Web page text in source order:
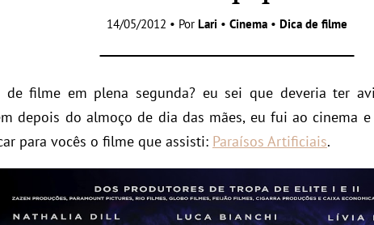
14/05/2012 • Por Lari • Cinema • Dica de filme
de filme em plena segunda? eu sei que deveria ter
depois do almoço de dia das mães, eu fui ao cinema
para vocês o filme que assisti: Paraísos Artificiais.